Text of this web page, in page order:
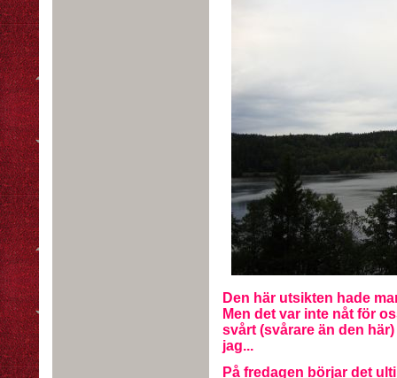
Den här utsikten hade
Men det var inte nåt för
svårt (svårare än den
jag...
På fredagen börjar det